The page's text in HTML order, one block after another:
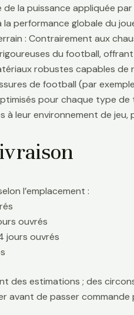
la puissance appliquée
performance globale du
: Contrairement aux
du football,
robustes capables
de football (par
pour chaque type
à leur environnement de
l’emplacement :
ouvrés
jours ouvrés
des estimations ; des
avant de passer